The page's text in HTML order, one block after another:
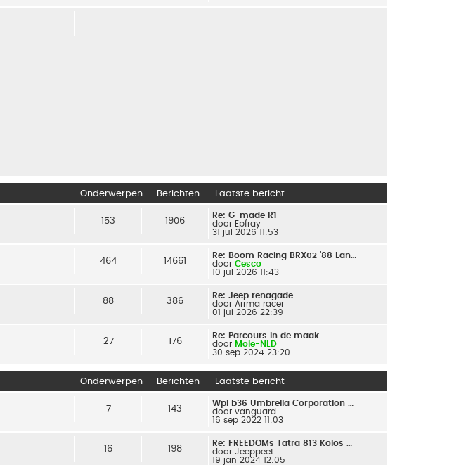
Onderwerpen Berichten Laatste bericht
153 1906
Re: G-made R1
door Epfray
31 jul 2026 11:53
464 14661
Re: Boom Racing BRX02 '88 Lan…
door Cesco
10 jul 2026 11:43
88 386
Re: Jeep renagade
door Arrma racer
01 jul 2026 22:39
27 176
Re: Parcours in de maak
door Mole-NLD
30 sep 2024 23:20
Onderwerpen Berichten Laatste bericht
7 143
Wpl b36 Umbrella Corporation …
door vanguard
16 sep 2022 11:03
16 198
Re: FREEDOMs Tatra 813 Kolos …
door Jeeppeet
19 jan 2024 12:05